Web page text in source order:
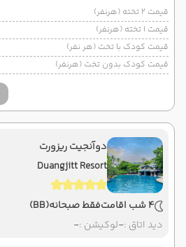
قیمت 2 تخته (هرنفر)
قیمت 1 تخته (هرنفر)
قیمت کودک با تخت (هر نفر)
قیمت کودک بدون تخت (هرنفر)
دوآنجیت ریزورت
Duangjitt Resort
4 شب اقامت فقط صبحانه(BB)
دید اتاق :-لوکیشن :-